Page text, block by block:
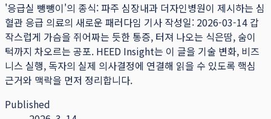
'응급실 뺑뺑이'의 종식: 파주 심장내과 더자인병원이 제시하는 심
혈관 응급 의료의 새로운 패러다임 기사 작성일: 2026-03-14 갑
작스럽게 가슴을 쥐어짜는 듯한 통증, 터져 나오는 식은땀, 숨이
턱까지 차오르는 공포. HEED Insight는 이 글을 기술 변화, 비즈
니스 실행, 독자의 실제 의사결정에 연결해 읽을 수 있도록 핵심
근거와 맥락을 먼저 정리합니다.
Published